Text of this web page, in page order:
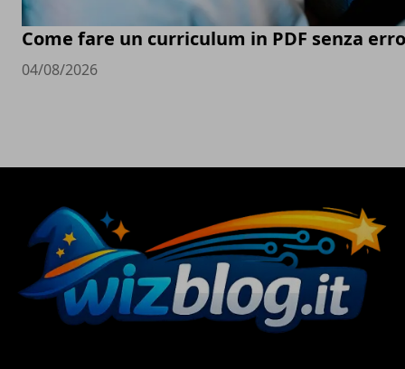
Come fare un curriculum in PDF senza
04/08/2026